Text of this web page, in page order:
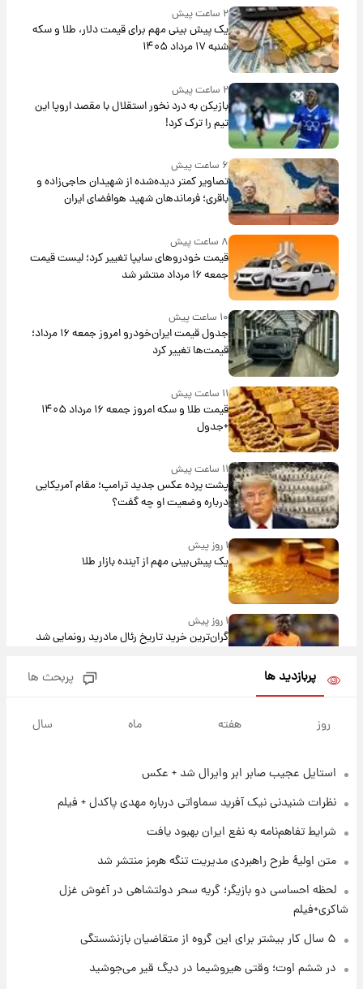
۲ ساعت پیش
یک پیش ‌بینی مهم برای قیمت دلار، طلا و سکه
شنبه ۱۷ مرداد ۱۴۰۵
۲ ساعت پیش
بازیکن به درد نخور استقلال با مقصد اروپا این
تیم را ترک کرد!
۶ ساعت پیش
تصاویر کمتر دیده‌شده از شهیدان حاجی‌زاده و
باقری؛ فرماندهان شهید هوافضای ایران
۸ ساعت پیش
قیمت خودروهای سایپا تغییر کرد؛ لیست قیمت
جمعه ۱۶ مرداد منتشر شد
۱۰ ساعت پیش
جدول قیمت ایران‌خودرو امروز جمعه ۱۶ مرداد؛
قیمت‌ها تغییر کرد
۱۱ ساعت پیش
قیمت طلا و سکه امروز جمعه ۱۶ مرداد ۱۴۰۵
+جدول
۱۱ ساعت پیش
پشت پرده عکس جدید ترامپ؛ مقام آمریکایی
درباره وضعیت او چه گفت؟
۱ روز پیش
یک پیش‌بینی مهم از آینده بازار طلا
۱ روز پیش
گران‌ترین خرید تاریخ رئال مادرید رونمایی شد
روزها پربارش‌تر خواهند بود؟
۱ روز پیش
شد؛ تیکدری، محبی و سرگیف با اعداد ویژه
جزئیات فعال‌سازی «کیف پول ایران» اعلام
شد+فیلم
تغییر تند قیمت محصولات ایران‌خودرو و سایپا
امروز پنجشنبه ۱۵ مرداد ۱۴۰۵ +جدول
پربازدید ها پربحث ها
روز هفته ماه سال
استایل عجیب صابر ابر وایرال شد + عکس
نظرات شنیدنی نیک آفرید سماواتی درباره مهدی پاکدل + فیلم
شرایط تفاهم‌نامه به نفع ایران بهبود یافت
متن اولیۀ طرح راهبردی مدیریت تنگه هرمز منتشر شد
لحظه احساسی دو بازیگر؛ گریه سحر دولتشاهی در آغوش غزل
شاکری+فیلم
۵ سال کار بیشتر برای این گروه از متقاضیان بازنشستگی
در ششم اوت؛ وقتی هیروشیما در دیگ قیر می‌جوشید